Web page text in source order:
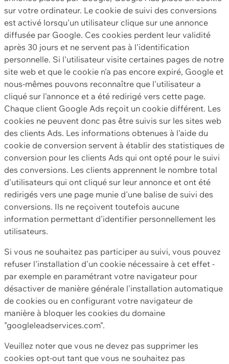
sur votre ordinateur. Le cookie de suivi des conversions
est activé lorsqu'un utilisateur clique sur une annonce
diffusée par Google. Ces cookies perdent leur validité
après 30 jours et ne servent pas à l'identification
personnelle. Si l'utilisateur visite certaines pages de notre
site web et que le cookie n'a pas encore expiré, Google et
nous-mêmes pouvons reconnaître que l'utilisateur a
cliqué sur l'annonce et a été redirigé vers cette page.
Chaque client Google Ads reçoit un cookie différent. Les
cookies ne peuvent donc pas être suivis sur les sites web
des clients Ads. Les informations obtenues à l'aide du
cookie de conversion servent à établir des statistiques de
conversion pour les clients Ads qui ont opté pour le suivi
des conversions. Les clients apprennent le nombre total
d'utilisateurs qui ont cliqué sur leur annonce et ont été
redirigés vers une page munie d'une balise de suivi des
conversions. Ils ne reçoivent toutefois aucune
information permettant d'identifier personnellement les
utilisateurs.
Si vous ne souhaitez pas participer au suivi, vous pouvez
refuser l'installation d'un cookie nécessaire à cet effet -
par exemple en paramétrant votre navigateur pour
désactiver de manière générale l'installation automatique
de cookies ou en configurant votre navigateur de
manière à bloquer les cookies du domaine
"googleleadservices.com".
Veuillez noter que vous ne devez pas supprimer les
cookies opt-out tant que vous ne souhaitez pas